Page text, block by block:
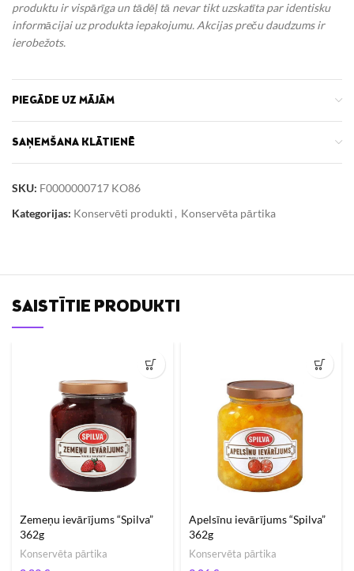
produktu ir vispārīga un tādēļ tā nevar tikt uzskatīta par identisku
informācijai uz produkta iepakojumu. Akcijas preču daudzums ir
ierobežots.
PIEGĀDE UZ MĀJĀM
SAŅEMŠANA KLĀTIENĒ
SKU: F0000000717 KO86
Kategorijas: Konservēti produkti , Konservēta pārtika
SAISTĪTIE PRODUKTI
Zemeņu ievārījums “Spilva”
362g
Konservēta pārtika
Apelsīnu ievārījums “Spilva”
362g
Konservēta pārtika